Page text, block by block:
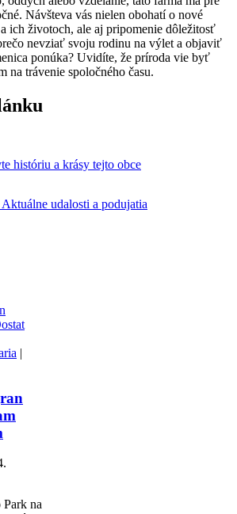
Návšteva vás nielen obohatí o nové
ich životoch, ale aj pripomenie dôležitosť
nevziať svoju rodinu na výlet a objaviť
ponúka? Uvidíte, že príroda vie byť
na trávenie spoločného času.
históriu a krásy tejto obce
udalosti a podujatia
|
na